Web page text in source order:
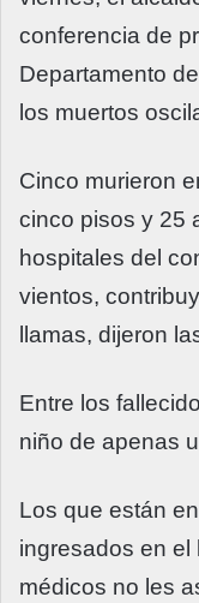
conferencia de
Departamento
los muertos
Cinco murieron
cinco pisos y 25
hospitales del
vientos,
llamas, dijeron
Entre los
niño de apenas
Los que están
ingresados en el
médicos no les